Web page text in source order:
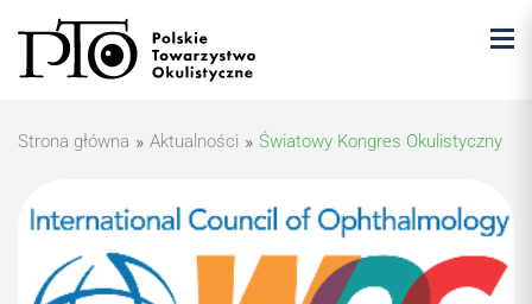
Strona główna » Aktualności » Światowy Kongres Okulistyczny